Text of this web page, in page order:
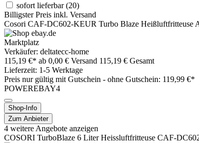
sofort lieferbar(20)
Billigster Preis inkl. Versand
Cosori CAF-DC602-KEUR Turbo Blaze Heißluftfritteuse
Marktplatz
Verkäufer: deltatecc-home
115,19 €* ab 0,00 € Versand 115,19 € Gesamt
Lieferzeit: 1-5 Werktage
Preis nur gültig mit Gutschein - ohne Gutschein: 119,99 €*
POWEREBAY4
Shop-Info
Zum Anbieter
4 weitere Angebote anzeigen
COSORI TurboBlaze 6 Liter Heissluftfritteuse CAF-